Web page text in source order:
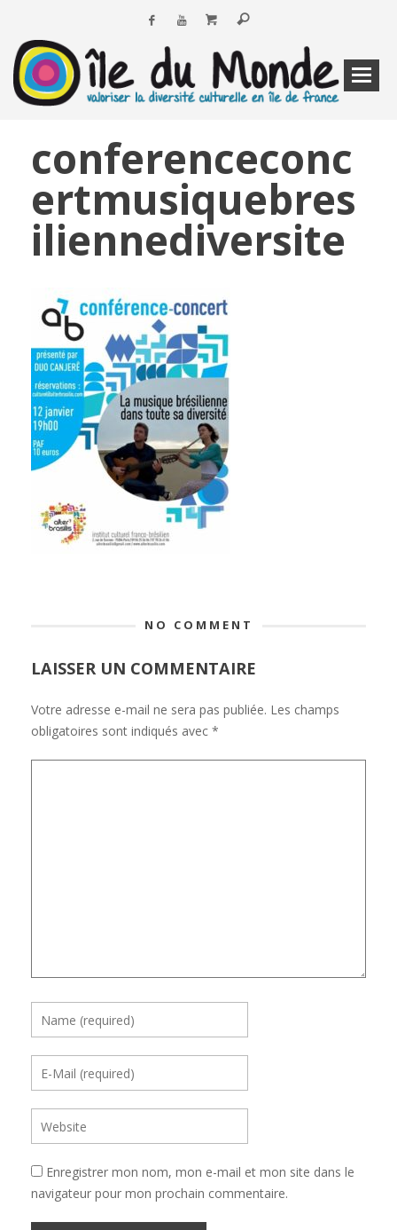
conferenceconc
ertmusiquebres
iliennediversite
NO COMMENT
LAISSER UN COMMENTAIRE
Votre adresse e-mail ne sera pas publiée. Les champs
obligatoires sont indiqués avec *
Enregistrer mon nom, mon e-mail et mon site dans le
navigateur pour mon prochain commentaire.